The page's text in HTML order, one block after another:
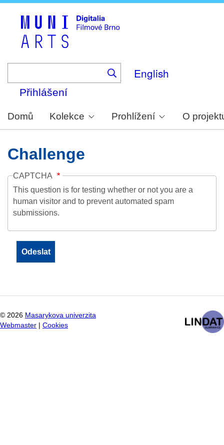
English
Přihlášení
Domů Kolekce Prohlížení O
Challenge
CAPTCHA
This question is for testing whether or not you are a
human visitor and to prevent automated spam
submissions.
© 2026 Masarykova univerzita
Webmaster
Cookies